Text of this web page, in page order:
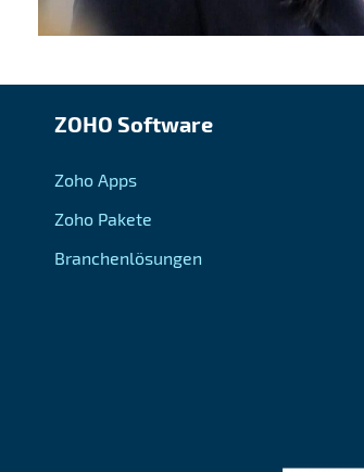
ZOHO Software
Zoho Apps
Zoho Pakete
Branchenlösungen